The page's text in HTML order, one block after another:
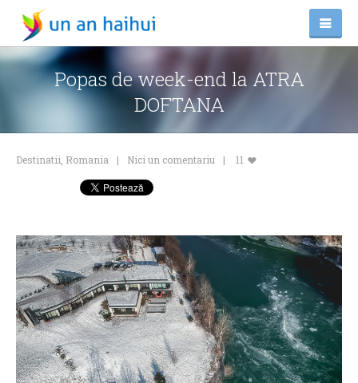
Popas de week-end la ATRA
DOFTANA
Destinatii Romania Nici un comentariu 11